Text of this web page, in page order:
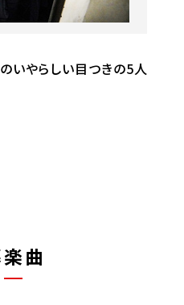
いやらしい目つきの5人
曲